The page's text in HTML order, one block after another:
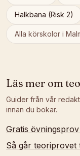
Halkbana (Risk 2)
Alla körskolor i
Läs mer om
Guider från vår
innan du bokar.
Gratis
Så går teoriprovet